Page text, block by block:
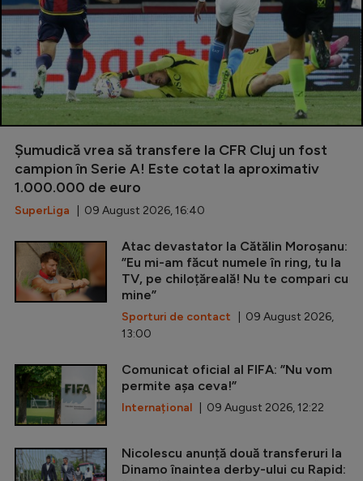
Șumudică vrea să transfere la CFR Cluj un fost
campion în Serie A! Este cotat la aproximativ
1.000.000 de euro
SuperLiga | 09 August 2026, 16:40
Atac devastator la Cătălin Moroșanu:
”Eu mi-am făcut numele în ring, tu la
TV, pe chiloțăreală! Nu te compari cu
mine”
Sporturi de contact | 09 August 2026,
13:00
Comunicat oficial al FIFA: ”Nu vom
permite așa ceva!”
Internațional | 09 August 2026, 12:22
Nicolescu anunță două transferuri la
Dinamo înaintea derby-ului cu Rapid: